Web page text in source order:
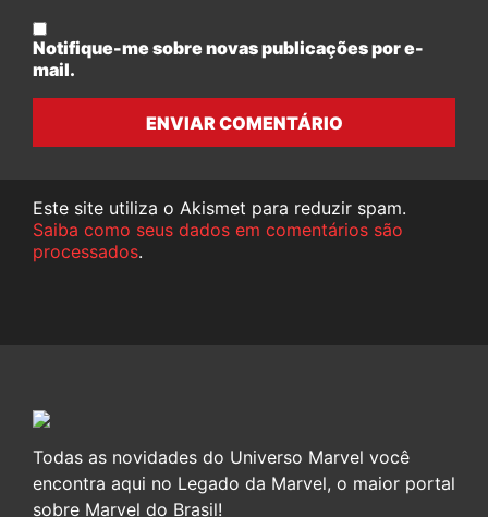
Notifique-me sobre novas publicações por e-
mail.
ENVIAR COMENTÁRIO
Este site utiliza o Akismet para reduzir spam.
Saiba como seus dados em comentários são
processados.
Todas as novidades do Universo Marvel você
encontra aqui no Legado da Marvel, o maior portal
sobre Marvel do Brasil!